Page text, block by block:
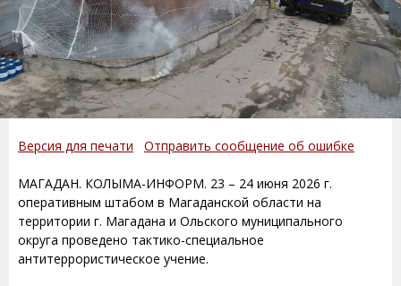
Версия для печати Отправить сообщение об ошибке
МАГАДАН. КОЛЫМА-ИНФОРМ. 23 – 24 июня 2026 г.
оперативным штабом в Магаданской области на
территории г. Магадана и Ольского муниципального
округа проведено тактико-специальное
антитеррористическое учение.